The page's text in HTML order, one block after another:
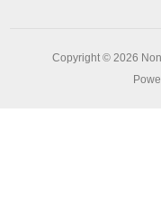
Copyright © 2026